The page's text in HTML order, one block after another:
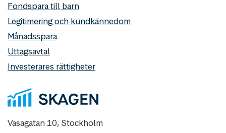
Fondspara till barn
Legitimering och kundkännedom
Månadsspara
Uttagsavtal
Investerares rättigheter
Vasagatan 10, Stockholm